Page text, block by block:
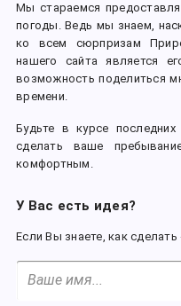
Мы стараемся
погоды. Ведь мы знаем,
ко всем сюрпризам
нашего сайта является
возможность поделиться
времени.
Будьте в курсе
сделать ваше
комфортным.
У Вас есть идея?
Ес­ли Вы зна­е­те, как